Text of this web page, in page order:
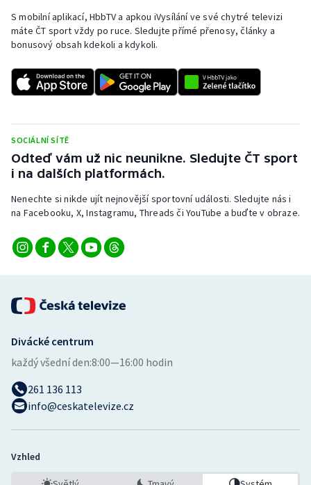
Ostatní
S mobilní aplikací, HbbTV a apkou iVysílání ve své chytré televizi
máte ČT sport vždy po ruce. Sledujte přímé přenosy, články a
bonusový obsah kdekoli a kdykoli.
SOCIÁLNÍ SÍTĚ
Odteď vám už nic neunikne. Sledujte ČT sport
i na dalších platformách.
Nenechte si nikde ujít nejnovější sportovní události. Sledujte nás i
na Facebooku, X, Instagramu, Threads či YouTube a buďte v obraze.
Divácké centrum
každý všední den:8:00—16:00 hodin
261 136 113
info@ceskatelevize.cz
Vzhled